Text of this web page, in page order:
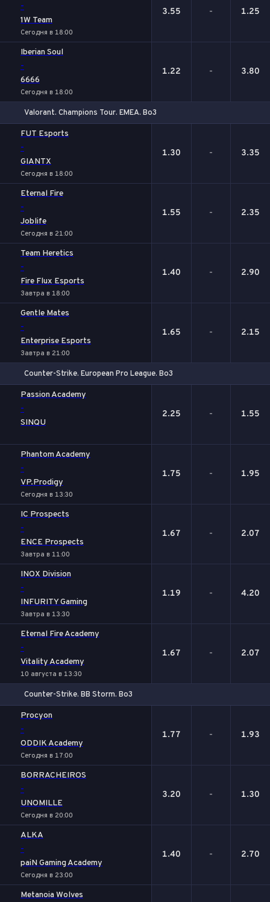
-
1W Team
Сегодня в 18:00
3.55 - 1.25
Iberian Soul
-
6666
Сегодня в 18:00
1.22 - 3.80
Valorant. Champions Tour. EMEA. Bo3
FUT Esports
-
GIANTX
Сегодня в 18:00
1.30 - 3.35
Eternal Fire
-
Joblife
Сегодня в 21:00
1.55 - 2.35
Team Heretics
-
Fire Flux Esports
Завтра в 18:00
1.40 - 2.90
Gentle Mates
-
Enterprise Esports
Завтра в 21:00
1.65 - 2.15
Counter-Strike. European Pro League. Bo3
Passion Academy
-
SINQU
2.25 - 1.55
Phantom Academy
-
VP.Prodigy
Сегодня в 13:30
1.75 - 1.95
IC Prospects
-
ENCE Prospects
Завтра в 11:00
1.67 - 2.07
INOX Division
-
INFURITY Gaming
Завтра в 13:30
1.19 - 4.20
Eternal Fire Academy
-
Vitality Academy
10 августа в 13:30
1.67 - 2.07
Counter-Strike. BB Storm. Bo3
Procyon
-
ODDIK Academy
Сегодня в 17:00
1.77 - 1.93
BORRACHEIROS
-
UNOMILLE
Сегодня в 20:00
3.20 - 1.30
ALKA
-
paiN Gaming Academy
Сегодня в 23:00
1.40 - 2.70
Metanoia Wolves